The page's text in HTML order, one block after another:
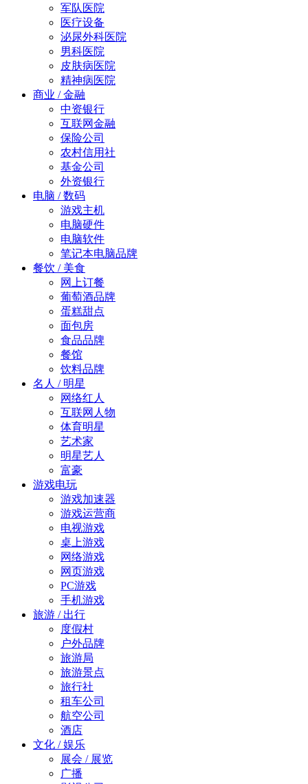
军队医院
医疗设备
泌尿外科医院
男科医院
皮肤病医院
精神病医院
商业 / 金融
中资银行
互联网金融
保险公司
农村信用社
基金公司
外资银行
电脑 / 数码
游戏主机
电脑硬件
电脑软件
笔记本电脑品牌
餐饮 / 美食
网上订餐
葡萄酒品牌
蛋糕甜点
面包房
食品品牌
餐馆
饮料品牌
名人 / 明星
网络红人
互联网人物
体育明星
艺术家
明星艺人
富豪
游戏电玩
游戏加速器
游戏运营商
电视游戏
桌上游戏
网络游戏
网页游戏
PC游戏
手机游戏
旅游 / 出行
度假村
户外品牌
旅游局
旅游景点
旅行社
租车公司
航空公司
酒店
文化 / 娱乐
展会 / 展览
广播